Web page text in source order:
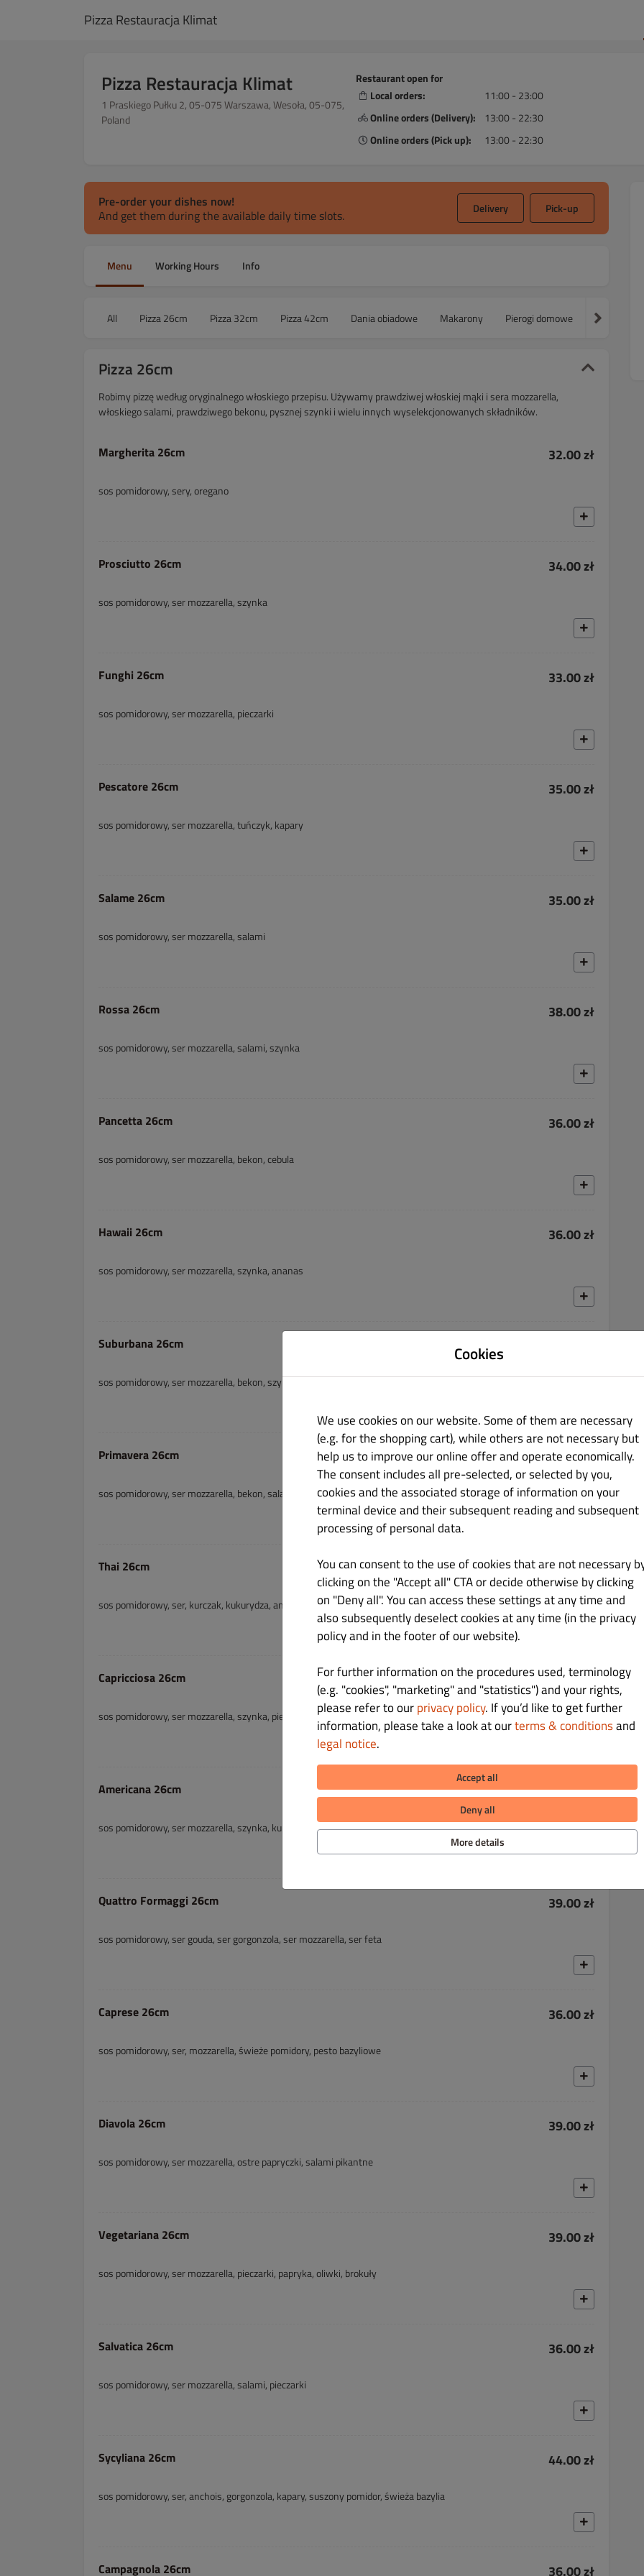
Pizza Restauracja Klimat
Pizza Restauracja Klimat
1 Praskiego Pułku 2, 05-075 Warszawa, Wesoła, 05-075,
Poland
Restaurant open for
Local orders:
11:00 - 23:00
Online orders (Delivery):
13:00 - 22:30
Online orders (Pick up):
13:00 - 22:30
Pre-order your dishes now!
And get them during the available daily time slots.
Delivery Pick-up
Menu Working Hours Info
All Pizza 26cm Pizza 32cm Pizza 42cm Dania obiadowe Makarony Pierogi domowe Zupy
Pizza 26cm
Robimy pizzę według oryginalnego włoskiego przepisu. Używamy prawdziwej włoskiej mąki i sera mozzarella,
włoskiego salami, prawdziwego bekonu, pysznej szynki i wielu innych wyselekcjonowanych składników.
Margherita 26cm 32.00 zł
sos pomidorowy, sery, oregano
Prosciutto 26cm 34.00 zł
sos pomidorowy, ser mozzarella, szynka
Funghi 26cm 33.00 zł
sos pomidorowy, ser mozzarella, pieczarki
Pescatore 26cm 35.00 zł
sos pomidorowy, ser mozzarella, tuńczyk, kapary
Salame 26cm 35.00 zł
sos pomidorowy, ser mozzarella, salami
Rossa 26cm 38.00 zł
sos pomidorowy, ser mozzarella, salami, szynka
Pancetta 26cm 36.00 zł
sos pomidorowy, ser mozzarella, bekon, cebula
Hawaii 26cm 36.00 zł
sos pomidorowy, ser mozzarella, szynka, ananas
Suburbana 26cm
sos pomidorowy, ser mozzarella, bekon, szynka
Primavera 26cm 39.00 zł
sos pomidorowy, ser mozzarella, bekon, salami, cebula
Thai 26cm 36.00 zł
sos pomidorowy, ser, kurczak, kukurydza, ananas
Capricciosa 26cm 36.00 zł
sos pomidorowy, ser mozzarella, szynka, pieczarki
Americana 26cm 36.00 zł
sos pomidorowy, ser mozzarella, szynka, kukurydza
Quattro Formaggi 26cm 39.00 zł
sos pomidorowy, ser gouda, ser gorgonzola, ser mozzarella, ser feta
Caprese 26cm 36.00 zł
sos pomidorowy, ser, mozzarella, świeże pomidory, pesto bazyliowe
Diavola 26cm 39.00 zł
sos pomidorowy, ser mozzarella, ostre papryczki, salami pikantne
Vegetariana 26cm 39.00 zł
sos pomidorowy, ser mozzarella, pieczarki, papryka, oliwki, brokuły
Salvatica 26cm 36.00 zł
sos pomidorowy, ser mozzarella, salami, pieczarki
Sycyliana 26cm 44.00 zł
sos pomidorowy, ser, anchois, gorgonzola, kapary, suszony pomidor, świeża bazylia
Campagnola 26cm 36.00 zł
Cookies
We use cookies on our website. Some of them are necessary
(e.g. for the shopping cart), while others are not necessary but
help us to improve our online offer and operate economically.
The consent includes all pre-selected, or selected by you,
cookies and the associated storage of information on your
terminal device and their subsequent reading and subsequent
processing of personal data.
You can consent to the use of cookies that are not necessary
clicking on the "Accept all" CTA or decide otherwise by clicking
on "Deny all". You can access these settings at any time and
also subsequently deselect cookies at any time (in the privacy
policy and in the footer of our website).
For further information on the procedures used, terminology
(e.g. "cookies", "marketing" and "statistics") and your rights,
please refer to ourprivacy policy. If you’d like to get further
information, please take a look at ourterms & conditionsand
legal notice.
Accept all
Deny all
More details